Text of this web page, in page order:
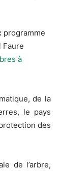
programme
Faure
à
de la
le pays
des
de l’arbre,